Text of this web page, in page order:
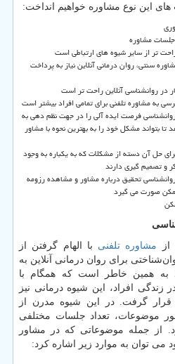
این نوع مشاوره خواهیم انداخت:
مشاوره
راحت تر از سایر شیوه های ارتباطی است
سنتی، روان درمانی آنلاین نیاز به پرداخت
در روانشناسی آنلاین راحت تر است
به مشاوره تلفنی برای تمامی افراد بیشتر است
فرصت ایده آلی را در جهت نظم دهی به
بتواند مشکل خود را به بهترین نحوه با مشاور
حل آن دسته از مشکلات که به یکباره به وجود
و تصمیم گیری دارند
تحقیق درباره مشاور و مشاهده رزومه
صورت می گیرد
از مشاوره تلفنی با الهام گرفتن از
برای روان درمانی آنلاین به
به همین خاطر است که همگام با
افراد، این شیوه درمانی نیز
قرار گرفت. در این شیوه مدرن از
موضوعات، تعداد جلسات مختلفی
از جمله موضوعاتی که در مشاور
می توان به موارد زیر اشاره کرد: